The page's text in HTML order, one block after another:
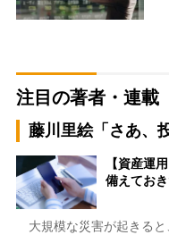
注目の著者・連載
藤川里絵「さあ、
【資産運
備えてお
大規模な災害が起きると